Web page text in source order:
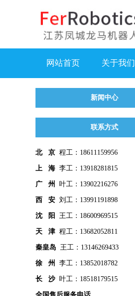
网站首页 关于我们
新闻中心
联系方式
北 京 程工：18611159956
上 海 李工：13918281815
广 州 叶工：13902216276
西 安 刘工：13991191898
沈 阳 王工：18600969515
天 津 程工：13682052811
秦皇岛 王工：13146269433
徐 州 李工：13852018782
长 沙叶工：18518179515